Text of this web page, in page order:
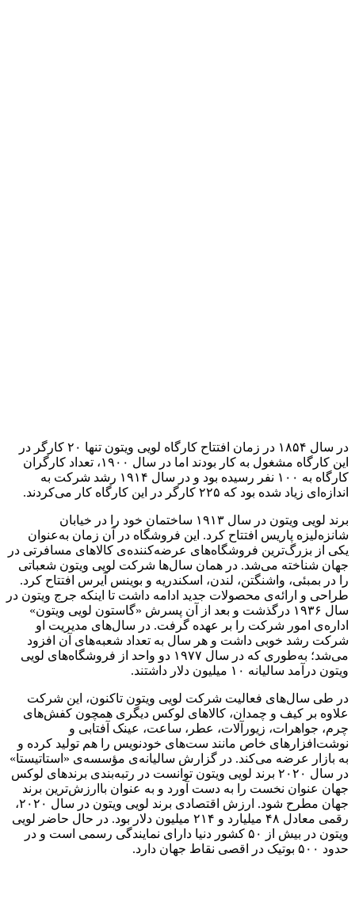
در سال ۱۸۵۴ در زمان افتتاح کارگاه لویی ویتون تنها ۲۰ کارگر در
این کارگاه مشغول به کار بودند اما در سال ۱۹۰۰، تعداد کارگران
کارگاه به ۱۰۰ نفر رسیده بود و در سال ۱۹۱۴ رشد شرکت به
اندازه‌ای زیاد شده بود که ۲۲۵ کارگر در این کارگاه کار می‌کردند.
برند لویی ویتون در سال ۱۹۱۳ ساختمان خود را در خیابان
شانزه‌لیزه پاریس افتتاح کرد. این فروشگاه در آن زمان به‌عنوان
یکی از بزرگ‌ترین فروشگاه‌های عرضه‌کننده‌ی کالاهای مسافرتی در
جهان شناخته می‌شد. در همان سال‌ها شرکت لویی ویتون شعباتی
را در بمبئی، واشنگتن، لندن، اسکندریه و بوینس آیرس افتتاح کرد.
طراحی و ارائه‌ی محصولات جدید ادامه داشت تا اینکه جرج ویتون در
سال ۱۹۳۶ درگذشت و بعد از آن پسرش «گاستون لویی ویتون»
اداره‌ی امور شرکت را بر عهده گرفت. در سال‌های مدیریت او
شرکت رشد خوبی داشت و هر سال به تعداد شعبه‌های آن افزود
می‌شد؛ به‌طوری که در سال ۱۹۷۷ دو واحد از فروشگاه‌های لویی
ویتون درآمد سالیانه ۱۰ میلیون دلار داشتند.
در طی سال‌های فعالیت شرکت لویی ویتون تاکنون، این شرکت
علاوه بر کیف و چمدان، کالاهای لوکس دیگری همچون کفش‌های
چرم، جواهرات، زیورآلات، عطر، ساعت، عینک آفتابی و
نوشت‌افزارهای خاص مانند ست‌های خودنویس را هم تولید کرده و
به بازار عرضه می‌کند. در گزارش سالیانه‌ی مؤسسه‌ی «استاتیستا»
در سال ۲۰۲۰ برند لویی ویتون توانست در رتبه‌بندی برندهای لوکس
جهان عنوان نخست را به دست آورد و به عنوان با‌ارزش‌ترین برند
جهان مطرح شود. ارزش اقتصادی برند لویی ویتون در سال ۲۰۲۰،
رقمی معادل ۴۸ میلیارد و ۲۱۴ میلیون دلار بود. در حال حاضر لویی
ویتون در بیش از ۵۰ کشور دنیا دارای نمایندگی رسمی است و در
حدود ۵۰۰ بوتیک در اقصی نقاط جهان دارد.